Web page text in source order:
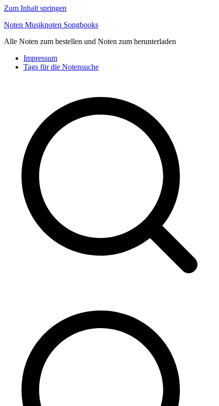
Zum Inhalt springen
Noten Musiknoten Songbooks
Alle Noten zum bestellen und Noten zum herunterladen
Impressum
Tags für die Notensuche